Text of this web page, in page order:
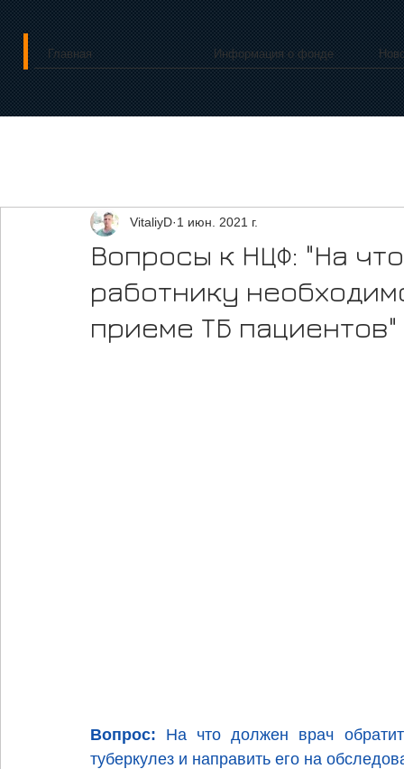
Главная Информация о фонде
Вопросы к НЦФ: "На
работнику
приеме ТБ пациентов"
VitaliyD 1 июн. 2021 г.
Вопрос: На что должен врач
туберкулез и направить его на